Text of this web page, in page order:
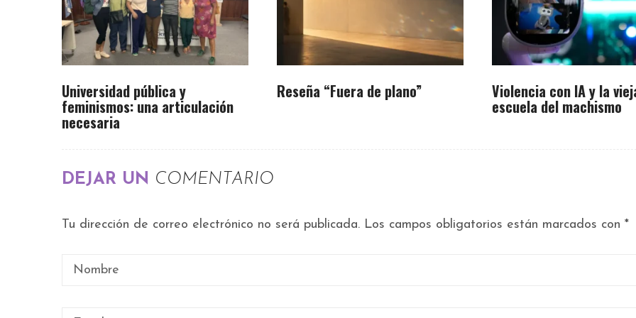
Universidad pública y
feminismos: una articulación
necesaria
Reseña “Fuera de plano” Violencia con IA y la
escuela del machismo
DEJAR UN COMENTARIO
Tu dirección de correo electrónico no será publicada. Los campos obligatorios están marcados con *